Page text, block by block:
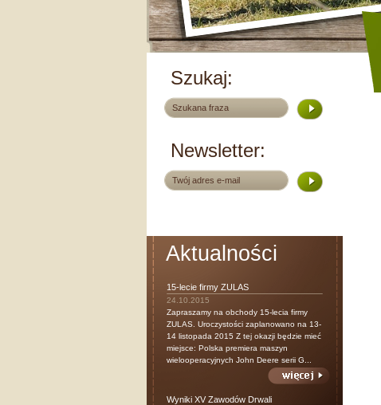
Szukaj:
Newsletter:
Aktualności
15-lecie firmy ZULAS
24.10.2015
Zapraszamy na obchody 15-lecia firmy
ZULAS. Uroczystości zaplanowano na 13-
14 listopada 2015 Z tej okazji będzie mieć
miejsce: Polska premiera maszyn
wielooperacyjnych John Deere serii G...
Wyniki XV Zawodów Drwali